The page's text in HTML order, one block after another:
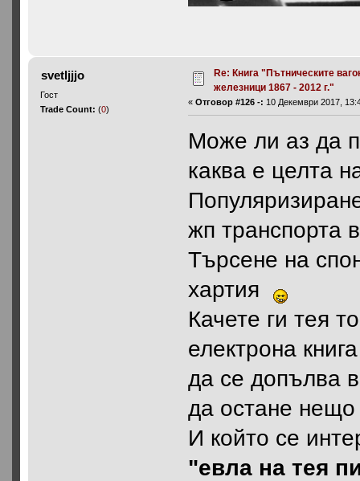
svetljjjo
Гост
Trade Count:(0)
Re: Книга "Пътническите
железници 1867 - 2012 г."
«Отговор #126 -: 10 Декември 2017,
Може ли аз да
каква е целта
жп транспорта
Търсене на
хартия
Качете ги тея
електрона
да се допълва
да остане нещо
И който се
"евла на тея